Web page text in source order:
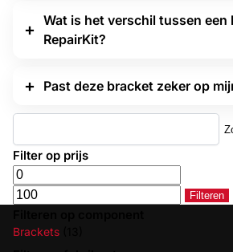
Wat is het verschil tussen een
RepairKit?
Past deze bracket zeker op
Filter op prijs
Filteren
Brackets